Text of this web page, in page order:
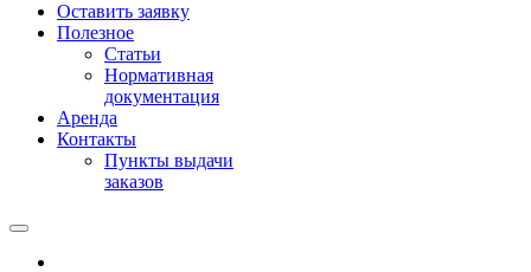
Оставить заявку
Полезное
Статьи
Нормативная
документация
Аренда
Контакты
Пункты выдачи
заказов